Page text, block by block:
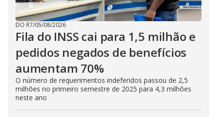
DO R7/05/08/2026
Fila do INSS cai para 1,5 milhão e
pedidos negados de benefícios
aumentam 70%
O número de requerimentos indeferidos passou de 2,5
milhões no primeiro semestre de 2025 para 4,3 milhões
neste ano